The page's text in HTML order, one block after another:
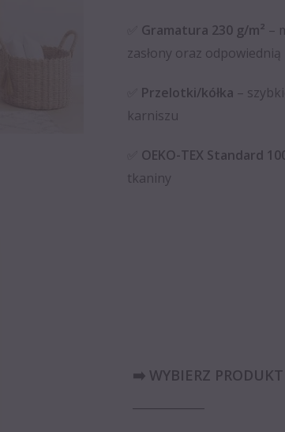
Gramatura 230 g/m² –
zasłony oraz
Przelotki/kółka –
karniszu
OEKO-TEX Standard
tkaniny
➡️ WYBIERZ